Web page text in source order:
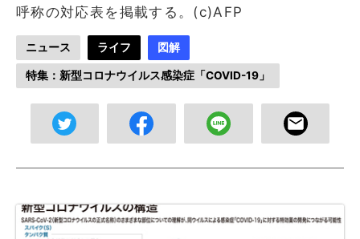
呼称の対応表を掲載する。(c)AFP
ニュース ライフ 図解
特集：新型コロナウイルス感染症「COVID-19」